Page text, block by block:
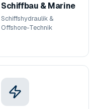
Schiffbau & Marine
Schiffshydraulik &
Offshore-Technik